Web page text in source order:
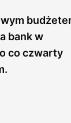
bank w
co czwarty